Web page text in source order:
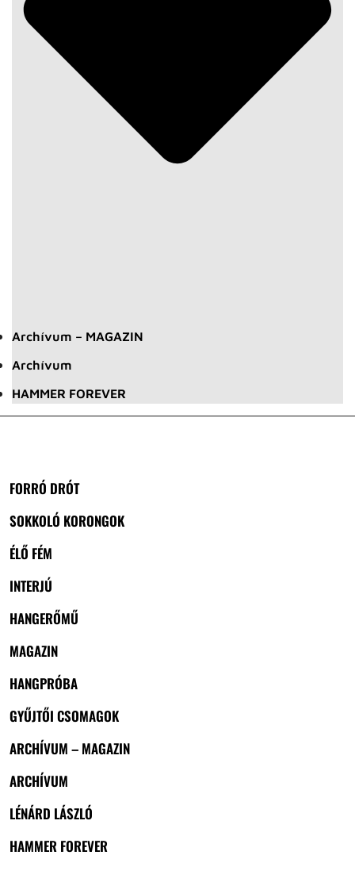
Archívum – MAGAZIN
Archívum
HAMMER FOREVER
FORRÓ DRÓT
SOKKOLÓ KORONGOK
ÉLŐ FÉM
INTERJÚ
HANGERŐMŰ
MAGAZIN
HANGPRÓBA
GYŰJTŐI CSOMAGOK
ARCHÍVUM – MAGAZIN
ARCHÍVUM
LÉNÁRD LÁSZLÓ
HAMMER FOREVER